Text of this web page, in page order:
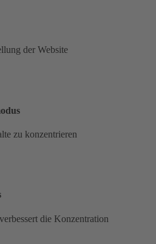
der Website
zu konzentrieren
die Konzentration